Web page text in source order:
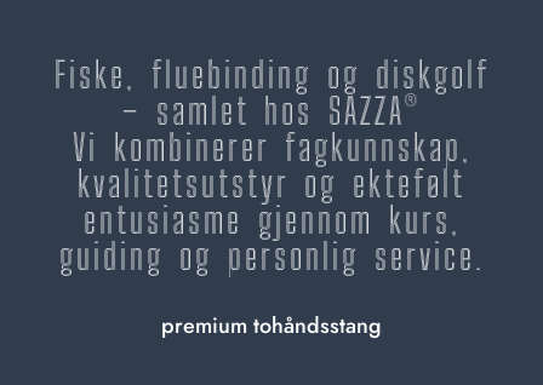
Fiske, fluebinding og diskgolf
– samlet hos SAZZA®
Vi kombinerer fagkunnskap,
kvalitetsutstyr og ektefølt
entusiasme gjennom kurs,
guiding og personlig service.
premium tohåndsstang